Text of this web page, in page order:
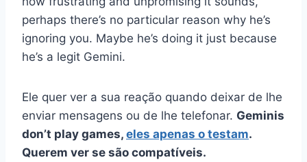
perhaps there’s no particular reason why he’s
ignoring you. Maybe he’s doing it just because
he’s a legit Gemini.
Ele quer ver a sua reação quando deixar de lhe
enviar mensagens ou de lhe telefonar. Geminis
don’t play games, eles apenas o testam.
Querem ver se são compatíveis.